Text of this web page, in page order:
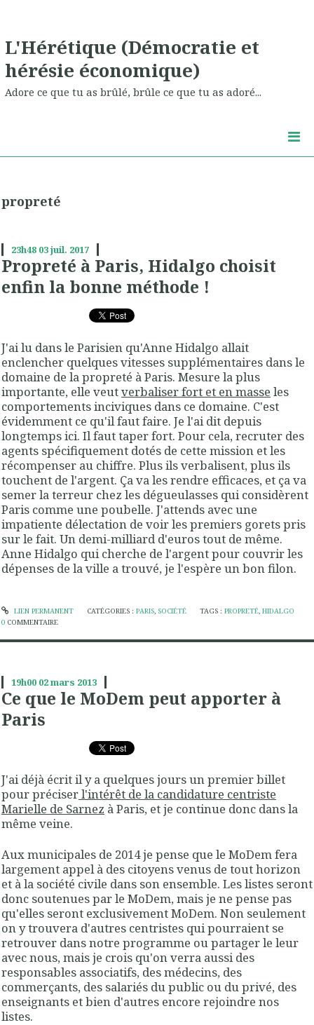
L'Hérétique (Démocratie et
hérésie économique)
Adore ce que tu as brûlé, brûle ce que tu as adoré...
propreté
23h48 03juil. 2017
Propreté à Paris, Hidalgo choisit
enfin la bonne méthode !
J'ai lu dans le Parisien qu'Anne Hidalgo allait
enclencher quelques vitesses supplémentaires dans le
domaine de la propreté à Paris. Mesure la plus
importante, elle veutverbaliser fort et en masse les
comportements inciviques dans ce domaine. C'est
évidemment ce qu'il faut faire. Je l'ai dit depuis
longtemps ici. Il faut taper fort. Pour cela, recruter des
agents spécifiquement dotés de cette mission et les
récompenser au chiffre. Plus ils verbalisent, plus ils
touchent de l'argent. Ça va les rendre efficaces, et ça va
semer la terreur chez les dégueulasses qui considèrent
Paris comme une poubelle. J'attends avec une
impatiente délectation de voir les premiers gorets pris
sur le fait. Un demi-milliard d'euros tout de même.
Anne Hidalgo qui cherche de l'argent pour couvrir les
dépenses de la ville a trouvé, je l'espère un bon filon.
LIEN PERMANENT CATÉGORIES : PARIS, SOCIÉTÉ TAGS :PROPRETÉ,HIDALGO
0 COMMENTAIRE
19h00 02mars 2013
Ce que le MoDem peut apporter à
Paris
J'ai déjà écrit il y a quelques jours un premier billet
pour préciserl'intérêt de la candidature centriste
Marielle de Sarnez à Paris, et je continue donc dans la
même veine.
Aux municipales de 2014 je pense que le MoDem fera
largement appel à des citoyens venus de tout horizon
et à la société civile dans son ensemble. Les listes seront
donc soutenues par le MoDem, mais je ne pense pas
qu'elles seront exclusivement MoDem. Non seulement
on y trouvera d'autres centristes qui pourraient se
retrouver dans notre programme ou partager le leur
avec nous, mais je crois qu'on verra aussi des
responsables associatifs, des médecins, des
commerçants, des salariés du public ou du privé, des
enseignants et bien d'autres encore rejoindre nos
listes.